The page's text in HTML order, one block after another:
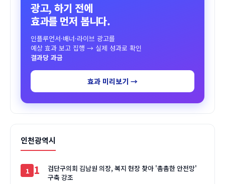
광고, 하기 전에
효과를 먼저 봅니다.
인플루언서·배너·라이브 광고를
예상 효과 보고 집행 → 실제 성과로 확인
결과당 과금
효과 미리보기 →
인천광역시
1
검단구의회 김남원 의장, 복지 현장 찾아 '촘촘한 안전망'
구축 강조